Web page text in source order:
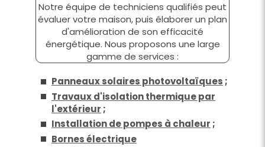
Notre équipe de techniciens qualifiés peut
évaluer votre maison, puis élaborer un plan
d'amélioration de son efficacité
énergétique. Nous proposons une large
gamme de services :
Panneaux solaires photovoltaïques ;
Travaux d'isolation thermique par
l'extérieur ;
Installation de pompes à chaleur ;
Bornes électrique